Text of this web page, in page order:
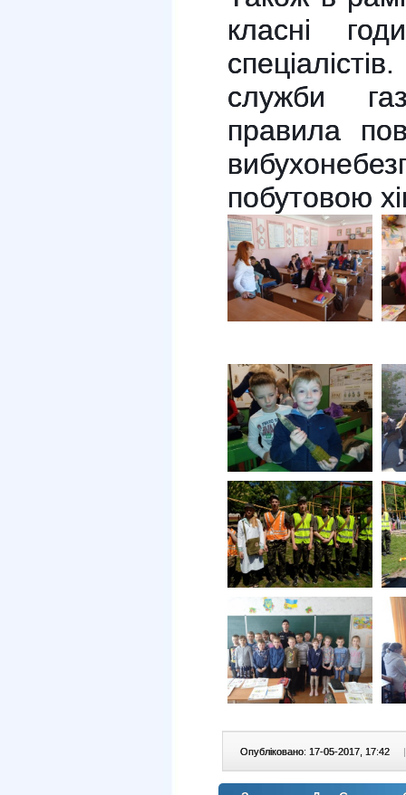
класні
служби
правила
побутовою
Опубліковано: 17-05-2017, 17:42